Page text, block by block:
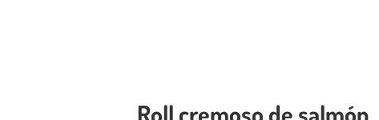
Roll cremoso de salmón